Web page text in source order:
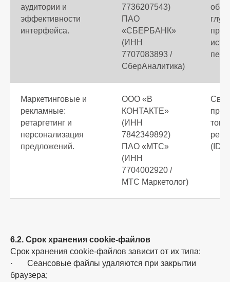
аудитории и
эффективности
интерфейса.
7736207543)
ПАО
«СБЕРБАНК»
(ИНН
7707083893 /
СберАналитика)
об
Маркетинговые и
рекламные:
ретаргетинг и
персонализация
предложений.
ООО «В
КОНТАКТЕ»
(ИНН
7842349892)
ПАО «МТС»
(ИНН
7704002920 /
МТС Маркетолог)
6.2. Срок хранения cookie-файлов
Срок хранения cookie-файлов зависит от их типа:
· Сеансовые файлы удаляются при закрытии
браузера;